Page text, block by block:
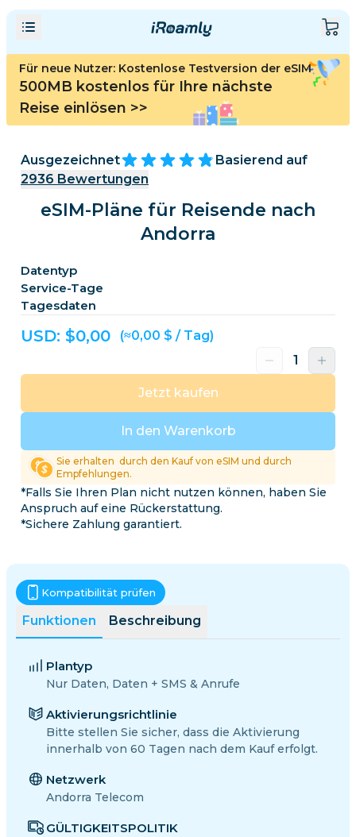
Für neue Nutzer: Kostenlose Testversion der eSIM
500MB kostenlos für Ihre nächste
Reise einlösen >>
Ausgezeichnet
Basierend auf
2936 Bewertungen
eSIM-Pläne für Reisende nach
Andorra
Datentyp
Service-Tage
Tagesdaten
USD: $0,00 (≈0,00 $ / Tag)
In den Warenkorb
Jetzt kaufen
Sie erhalten durch den Kauf von eSIM und durch
Empfehlungen.
*Falls Sie Ihren Plan nicht nutzen können, haben Sie
Anspruch auf eine Rückerstattung.
*Sichere Zahlung garantiert.
Funktionen Beschreibung
Kompatibilität prüfen
Plantyp
Nur Daten, Daten + SMS & Anrufe
Aktivierungsrichtlinie
Bitte stellen Sie sicher, dass die Aktivierung
innerhalb von 60 Tagen nach dem Kauf erfolgt.
Netzwerk
Andorra Telecom
GÜLTIGKEITSPOLITIK